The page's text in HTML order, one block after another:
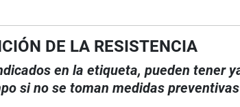
DE LA RESISTENCIA
en la etiqueta, pueden tener
si no se toman medidas